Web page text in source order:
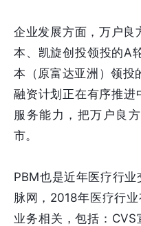
企业发展方面，万户
本、凯旋创投领投的A
本（原富达亚洲）领
融资计划正在有序推进
服务能力，把万户良
市。
PBM也是近年医疗行
脉网，2018年医疗行
业务相关，包括：